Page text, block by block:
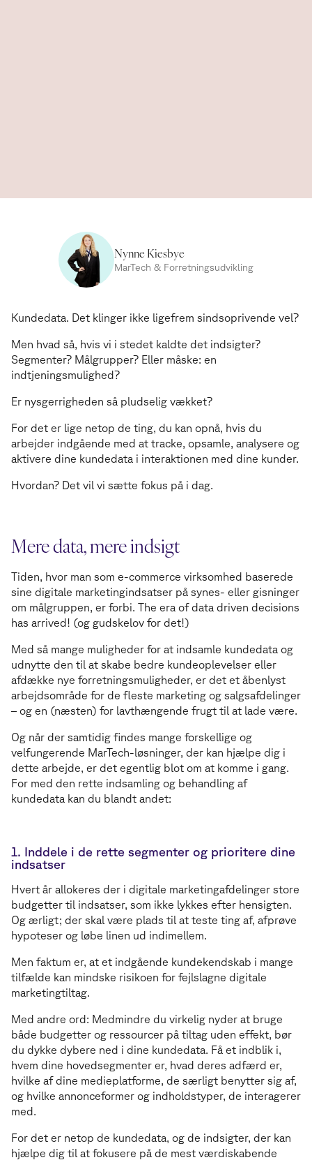
Nynne Kiesbye
MarTech & Forretningsudvikling
Kundedata. Det klinger ikke ligefrem sindsoprivende vel?
Men hvad så, hvis vi i stedet kaldte det indsigter?
Segmenter? Målgrupper? Eller måske: en
indtjeningsmulighed?
Er nysgerrigheden så pludselig vækket?
For det er lige netop de ting, du kan opnå, hvis du
arbejder indgående med at tracke, opsamle, analysere og
aktivere dine kundedata i interaktionen med dine kunder.
Hvordan? Det vil vi sætte fokus på i dag.
Mere data, mere indsigt
Tiden, hvor man som e-commerce virksomhed baserede
sine digitale marketingindsatser på synes- eller gisninger
om målgruppen, er forbi. The era of data driven decisions
has arrived! (og gudskelov for det!)
Med så mange muligheder for at indsamle kundedata og
udnytte den til at skabe bedre kundeoplevelser eller
afdække nye forretningsmuligheder, er det et åbenlyst
arbejdsområde for de fleste marketing og salgsafdelinger
– og en (næsten) for lavthængende frugt til at lade være.
Og når der samtidig findes mange forskellige og
velfungerende MarTech-løsninger, der kan hjælpe dig i
dette arbejde, er det egentlig blot om at komme i gang.
For med den rette indsamling og behandling af
kundedata kan du blandt andet:
1. Inddele i de rette segmenter og prioritere dine
indsatser
Hvert år allokeres der i digitale marketingafdelinger store
budgetter til indsatser, som ikke lykkes efter hensigten.
Og ærligt; der skal være plads til at teste ting af, afprøve
hypoteser og løbe linen ud indimellem.
Men faktum er, at et indgående kundekendskab i mange
tilfælde kan mindske risikoen for fejlslagne digitale
marketingtiltag.
Med andre ord: Medmindre du virkelig nyder at bruge
både budgetter og ressourcer på tiltag uden effekt, bør
du dykke dybere ned i dine kundedata. Få et indblik i,
hvem dine hovedsegmenter er, hvad deres adfærd er,
hvilke af dine medieplatforme, de særligt benytter sig af,
og hvilke annonceformer og indholdstyper, de interagerer
med.
For det er netop de kundedata, og de indsigter, der kan
hjælpe dig til at fokusere på de mest værdiskabende